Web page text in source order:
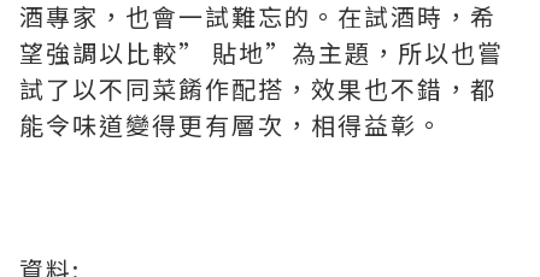
酒專家，也會一試難忘的。在試酒時，希
望強調以比較” 貼地”為主題，所以也嘗
試了以不同菜餚作配搭，效果也不錯，都
能令味道變得更有層次，相得益彰。
資料: